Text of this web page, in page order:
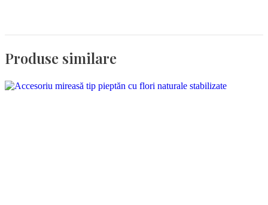
Produse similare